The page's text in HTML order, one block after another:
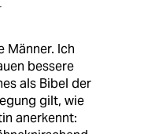
Männer. Ich
bessere
als Bibel der
gilt, wie
anerkennt: